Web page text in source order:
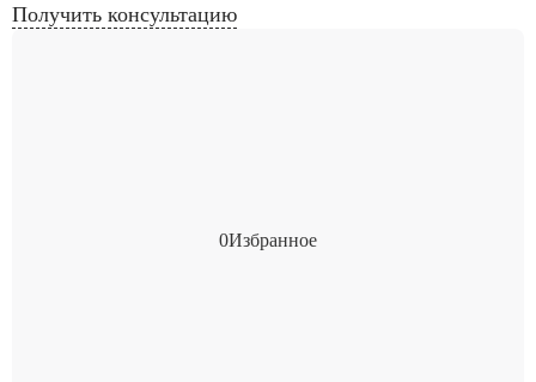
Получить консультацию
0Избранное